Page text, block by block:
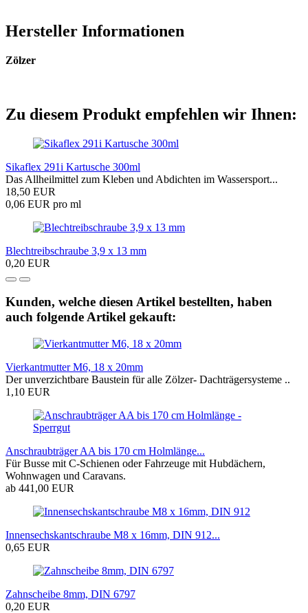
Hersteller Informationen
Zölzer
Zu diesem Produkt empfehlen wir Ihnen:
Sikaflex 291i Kartusche 300ml
Das Allheilmittel zum Kleben und Abdichten im Wassersport...
18,50 EUR
0,06 EUR pro ml
Blechtreibschraube 3,9 x 13 mm
0,20 EUR
Kunden, welche diesen Artikel bestellten, haben
auch folgende Artikel gekauft:
Vierkantmutter M6, 18 x 20mm
Der unverzichtbare Baustein für alle Zölzer- Dachträgersysteme ..
1,10 EUR
Anschraubträger AA bis 170 cm Holmlänge...
Für Busse mit C-Schienen oder Fahrzeuge mit Hubdächern,
Wohnwagen und Caravans.
ab 441,00 EUR
Innensechskantschraube M8 x 16mm, DIN 912...
0,65 EUR
Zahnscheibe 8mm, DIN 6797
0,20 EUR